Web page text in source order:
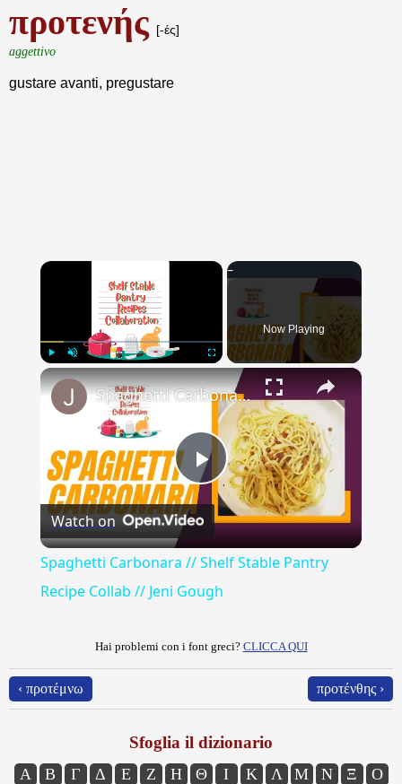
προτενής [-ές]
aggettivo
gustare avanti, pregustare
×
Fullscreen
Now Playing
×
Play
Video
Spaghetti Carbonara // Shelf Stable Pantry Recipe Collab // Jeni Gough
Watch on
Spaghetti Carbonara // Shelf Stable Pantry
Recipe Collab // Jeni Gough
Hai problemi con i font greci? CLICCA QUI
‹ προτέμνω προτένθης ›
Sfoglia il dizionario
Α Β Γ Δ Ε Ζ Η Θ Ι Κ Λ Μ Ν Ξ
Ο